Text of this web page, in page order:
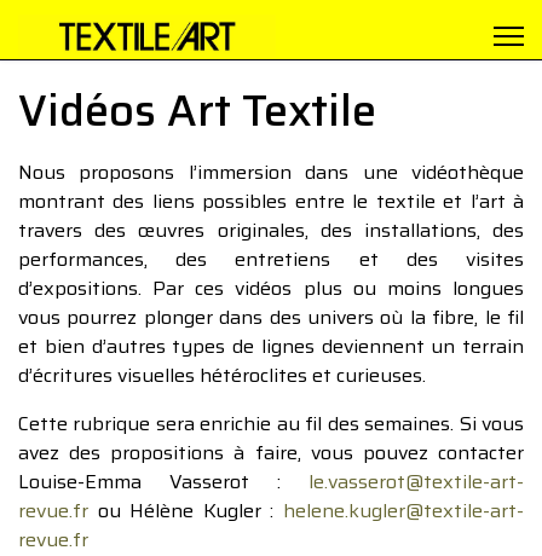
Vidéos Art Textile
Nous proposons l’immersion dans une vidéothèque
montrant des liens possibles entre le textile et l’art à
travers des œuvres originales, des installations, des
performances, des entretiens et des visites
d’expositions. Par ces vidéos plus ou moins longues
vous pourrez plonger dans des univers où la fibre, le fil
et bien d’autres types de lignes deviennent un terrain
d’écritures visuelles hétéroclites et curieuses.
Cette rubrique sera enrichie au fil des semaines. Si vous
avez des propositions à faire, vous pouvez contacter
Louise-Emma Vasserot : le.vasserot@textile-art-
revue.fr ou Hélène Kugler : helene.kugler@textile-art-
revue.fr